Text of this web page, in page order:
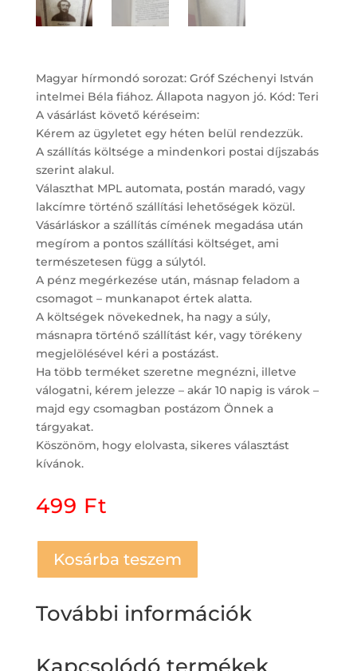
Magyar hírmondó sorozat: Gróf Széchenyi István
intelmei Béla fiához. Állapota nagyon jó. Kód: Teri
A vásárlást követő kéréseim:
Kérem az ügyletet egy héten belül rendezzük.
A szállítás költsége a mindenkori postai díjszabás
szerint alakul.
Választhat MPL automata, postán maradó, vagy
lakcímre történő szállítási lehetőségek közül.
Vásárláskor a szállítás címének megadása után
megírom a pontos szállítási költséget, ami
természetesen függ a súlytól.
A pénz megérkezése után, másnap feladom a
csomagot – munkanapot értek alatta.
A költségek növekednek, ha nagy a súly,
másnapra történő szállítást kér, vagy törékeny
megjelölésével kéri a postázást.
Ha több terméket szeretne megnézni, illetve
válogatni, kérem jelezze – akár 10 napig is várok –
majd egy csomagban postázom Önnek a
tárgyakat.
Köszönöm, hogy elolvasta, sikeres választást
kívánok.
499 Ft
Kosárba teszem
További információk
Kapcsolódó termékek